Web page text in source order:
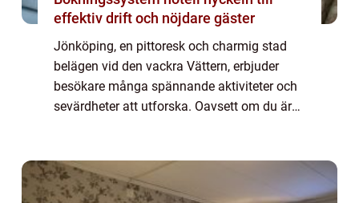
effektiv drift och nöjdare gäster
Jönköping, en pittoresk och charmig stad
belägen vid den vackra Vättern, erbjuder
besökare många spännande aktiviteter och
sevärdheter att utforska. Oavsett om du är